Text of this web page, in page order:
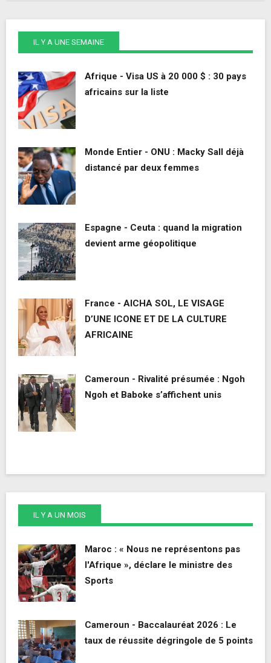
IL Y A UNE SEMAINE
Afrique - Visa US à 20 000 $ : 30 pays
africains sur la liste
Monde Entier - ONU : Macky Sall déjà
distancé par deux femmes
Espagne - Ceuta : quand la migration
devient arme géopolitique
France - AICHA SOL, LE VISAGE
D’UNE ICONE ET DE LA CULTURE
AFRICAINE
Cameroun - Rivalité présumée : Ngoh
Ngoh et Baboke s’affichent unis
IL Y A UN MOIS
Maroc : « Nous ne représentons pas
l'Afrique », déclare le ministre des
Sports
Cameroun - Baccalauréat 2026 : Le
taux de réussite dégringole de 5 points